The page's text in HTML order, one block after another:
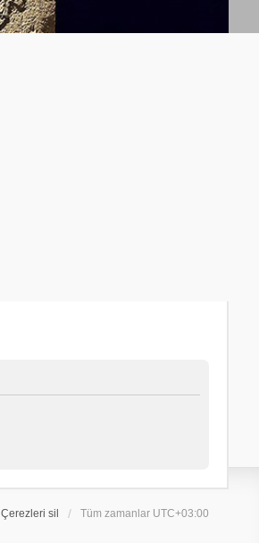
Çerezleri sil Tüm zamanlar UTC+03:00